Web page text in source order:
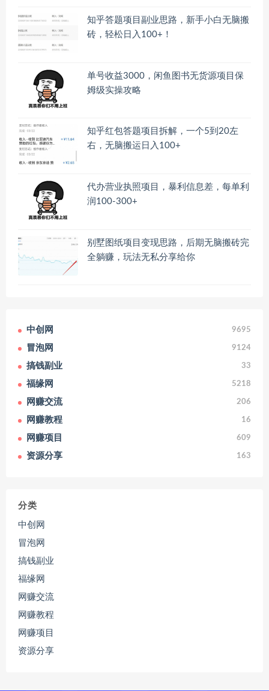
知乎答题项目副业思路，新手小白无脑搬
砖，轻松日入100+！
单号收益3000，闲鱼图书无货源项目保
姆级实操攻略
知乎红包答题项目拆解，一个5到20左
右，无脑搬运日入100+
代办营业执照项目，暴利信息差，每单利
润100-300+
别墅图纸项目变现思路，后期无脑搬砖完
全躺赚，玩法无私分享给你
中创网 9695
冒泡网 9124
搞钱副业 33
福缘网 5218
网赚交流 206
网赚教程 16
网赚项目 609
资源分享 163
分类
中创网
冒泡网
搞钱副业
福缘网
网赚交流
网赚教程
网赚项目
资源分享